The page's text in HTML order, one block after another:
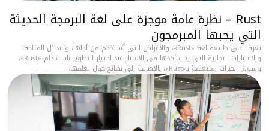
Rust – نظرة عامة موجزة على لغة البرمجة الحديثة
التي يحبها المبرمجون
تعرف على طبيعة لغة «Rust»، والأغراض التي تُستخدم من أجلها، والبدائل المتاحة،
والاعتبارات التجارية التي يجب أخذها في الاعتبار عند اختيار التطوير باستخدام «Rust»،
وسوق الخبرات المتعلقة بـ«Rust»، بالإضافة إلى نصائح حول تعلمها.